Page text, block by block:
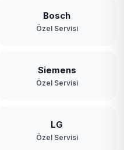
Bosch
Özel Servisi
Siemens
Özel Servisi
LG
Özel Servisi